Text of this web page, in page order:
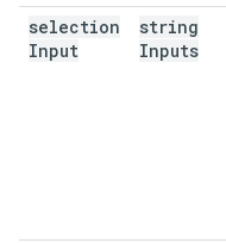
selection
Input
string
Inputs